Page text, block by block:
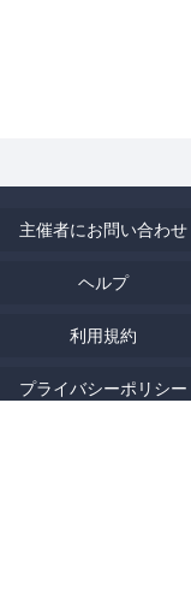
主催者にお問い合わせ
ヘルプ
利用規約
プライバシーポリシー